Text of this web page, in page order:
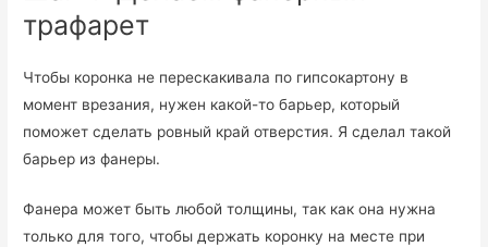
трафарет
Чтобы коронка не перескакивала по гипсокартону в
момент врезания, нужен какой-то барьер, который
поможет сделать ровный край отверстия. Я сделал такой
барьер из фанеры.
Фанера может быть любой толщины, так как она нужна
только для того, чтобы держать коронку на месте при